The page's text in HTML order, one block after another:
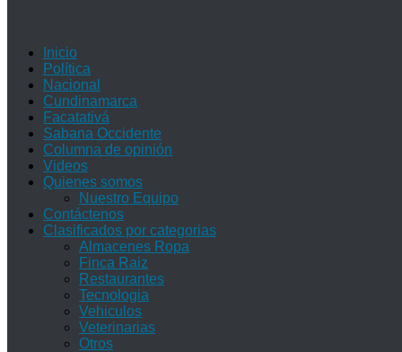
Inicio
Política
Nacional
Cundinamarca
Facatativá
Sabana Occidente
Columna de opinión
Videos
Quienes somos
Nuestro Equipo
Contáctenos
Clasificados por categorias
Almacenes Ropa
Finca Raiz
Restaurantes
Tecnologia
Vehiculos
Veterinarias
Otros